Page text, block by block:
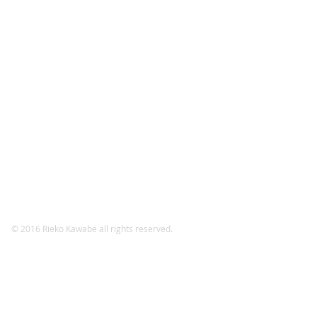
© 2016 Rieko Kawabe all rights reserved.